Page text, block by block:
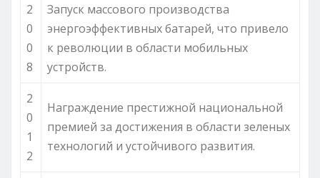
2
0
0
8
Запуск массового производства
энергоэффективных батарей, что привело
к революции в области мобильных
устройств.
2
0
1
2
Награждение престижной национальной
премией за достижения в области зеленых
технологий и устойчивого развития.